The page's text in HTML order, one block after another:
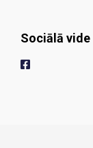
Sociālā vide